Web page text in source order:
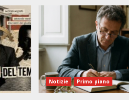
Notizie Primo piano